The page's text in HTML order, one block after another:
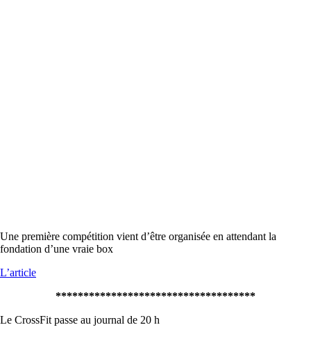
Une première compétition vient d’être organisée en attendant la
fondation d’une vraie box
L’article
************************************
Le CrossFit passe au journal de 20 h